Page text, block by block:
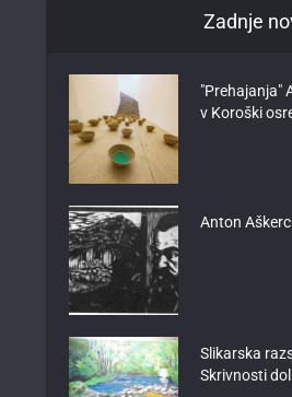
Zadnje
"Prehajanja"
v Koroški
Anton
Slikarska
Skrivnosti